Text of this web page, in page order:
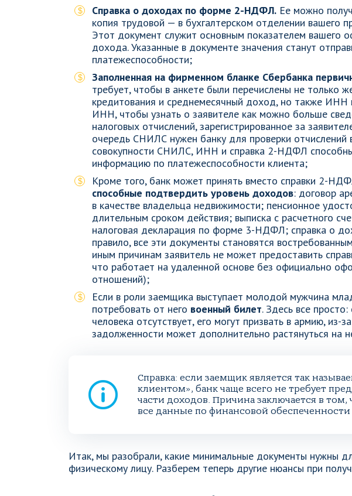
Справка о доходах по форме 2-НДФЛ. Ее можно
копия трудовой — в бухгалтерском отделении вашего
Этот документ служит основным показателем вашего
дохода. Указанные в документе значения станут
платежеспособности;
Заполненная на фирменном бланке Сбербанка
требует, чтобы в анкете были перечислены не только
кредитования и среднемесячный доход, но также
ИНН, чтобы узнать о заявителе как можно больше
налоговых отчислений, зарегистрированное за
очередь СНИЛС нужен банку для проверки
совокупности СНИЛС, ИНН и справка 2-НДФЛ
информацию по платежеспособности клиента;
Кроме того, банк может принять вместо справки 2-
способные подтвердить уровень доходов: договор
в качестве владельца недвижимости; пенсионное
длительным сроком действия; выписка с расчетного
налоговая декларация по форме 3-НДФЛ; справка о
правило, все эти документы становятся
иным причинам заявитель не может предоставить
что работает на удаленной основе без официально
отношений);
Если в роли заемщика выступает молодой мужчина
потребовать от него военный билет. Здесь все
человека отсутствует, его могут призвать в армию, из-
задолженности может дополнительно растянуться на
Справка: если заемщик является так
клиентом», банк чаще всего не требует
части доходов. Причина заключается в том,
все данные по финансовой обеспеченности
Итак, мы разобрали, какие минимальные документы нужны
физическому лицу. Разберем теперь другие нюансы при